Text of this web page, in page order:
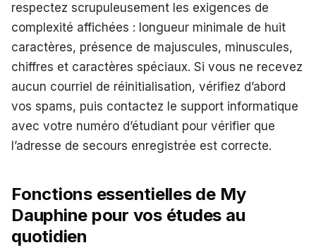
respectez scrupuleusement les exigences de
complexité affichées : longueur minimale de huit
caractères, présence de majuscules, minuscules,
chiffres et caractères spéciaux. Si vous ne recevez
aucun courriel de réinitialisation, vérifiez d’abord
vos spams, puis contactez le support informatique
avec votre numéro d’étudiant pour vérifier que
l’adresse de secours enregistrée est correcte.
Fonctions essentielles de My
Dauphine pour vos études au
quotidien